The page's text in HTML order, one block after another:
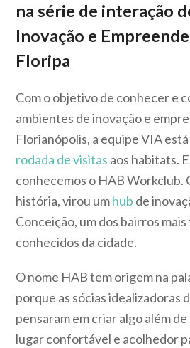
na série de interação
Inovação e
Floripa
Com o objetivo de conhecer e
ambientes de inovação e
Florianópolis, a equipe VIA
rodada de visitas aos habitats.
conhecemos o HAB Workclub.
história, virou umhub de
Conceição, um dos bairros mais
conhecidos da cidade.
O nome HAB tem origem na
porque as sócias idealizadoras
pensaram em criar algo além
lugar confortável e acolhedor